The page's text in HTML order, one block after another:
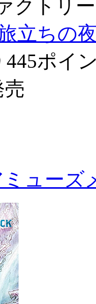
クトリー
立ちの
445ポイ
売
ューズ